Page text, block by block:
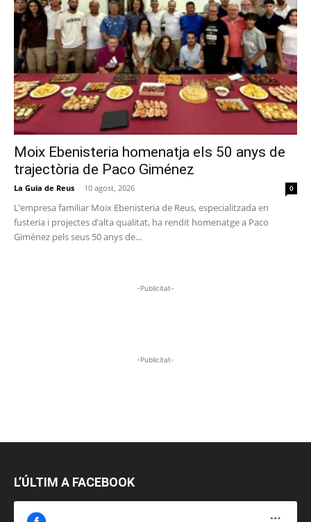
Moix Ebenisteria homenatja els 50 anys de
trajectòria de Paco Giménez
La Guia de Reus - 10 agost, 2026 0
L’empresa familiar Moix Ebenisteria de Reus, especialitzada en
fusteria i projectes d’alta qualitat, ha rendit homenatge a Paco
Giménez pels seus 50 anys de...
-Publicitat-
-Publicitat-
L’ÚLTIM A FACEBOOK